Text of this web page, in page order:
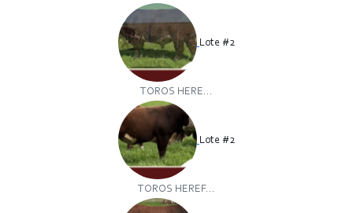
Lote #2
TOROS HERE...
Lote #2
TOROS HEREF...